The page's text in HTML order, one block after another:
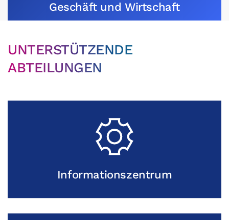
Geschäft und Wirtschaft
UNTERSTÜTZENDE
ABTEILUNGEN
Informationszentrum